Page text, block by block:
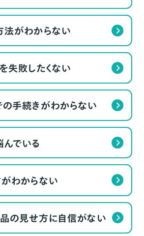
がわからない
失敗したくない
手続きがわからない
でいる
わからない
の見せ方に自信がない